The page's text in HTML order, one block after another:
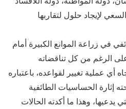
في زراعة الموانع الكبيرة أمام
الرغم من كل تناقضاته
أي عملية تغيير لقواعده، باعتباره
إثارة الحساسيات الطائفية
يدعيها، وهذا ما أكدته الحالات